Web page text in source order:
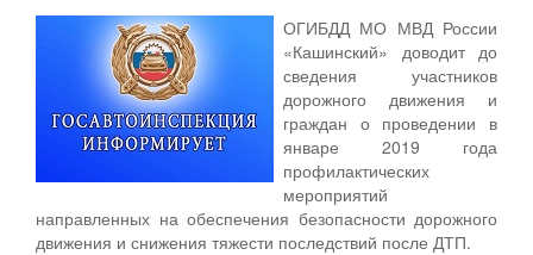
ОГИБДД МО МВД России
«Кашинский» доводит до
сведения участников
дорожного движения и
граждан о проведении в
январе 2019 года
профилактических
мероприятий
направленных на обеспечения безопасности дорожного
движения и снижения тяжести последствий после ДТП.